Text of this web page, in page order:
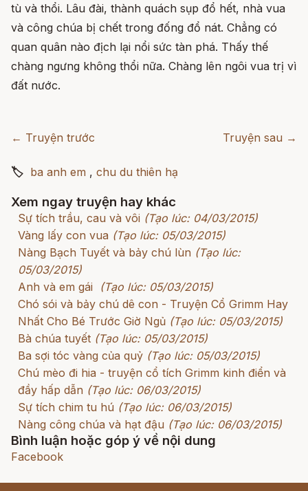
tù và thổi. Lâu đài, thành quách sụp đổ hết, nhà vua
và công chúa bị chết trong đống đổ nát. Chẳng có
quan quân nào địch lại nổi sức tàn phá. Thấy thế
chàng ngưng không thổi nữa. Chàng lên ngôi vua trị vì
đất nước.
← Truyện trước Truyện sau →
🏷 ba anh em , chu du thiên hạ
Xem ngay truyện hay khác
Sự tích trầu, cau và vôi (Tạo lúc: 04/03/2015)
Vàng lấy con vua (Tạo lúc: 05/03/2015)
Nàng Bạch Tuyết và bảy chú lùn (Tạo lúc:
05/03/2015)
Anh và em gái
(Tạo lúc: 05/03/2015)
Chó sói và bảy chú dê con - Truyện Cổ Grimm Hay
Nhất Cho Bé Trước Giờ Ngủ (Tạo lúc: 05/03/2015)
Bà chúa tuyết (Tạo lúc: 05/03/2015)
Ba sợi tóc vàng của quỷ (Tạo lúc: 05/03/2015)
Chú mèo đi hia - truyện cổ tích Grimm kinh điển và
đầy hấp dẫn (Tạo lúc: 06/03/2015)
Sự tích chim tu hú (Tạo lúc: 06/03/2015)
Nàng công chúa và hạt đậu (Tạo lúc: 06/03/2015)
Bình luận hoặc góp ý về nội dung
Facebook